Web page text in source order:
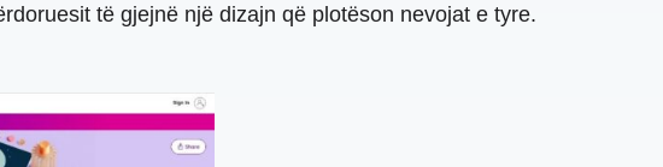
të gjejnë një dizajn që plotëson nevojat e tyre.